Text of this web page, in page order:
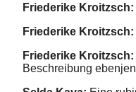
Friederike Kroitzsch:
Friederike Kroitzsch:
Friederike Kroitzsch:
Beschreibung